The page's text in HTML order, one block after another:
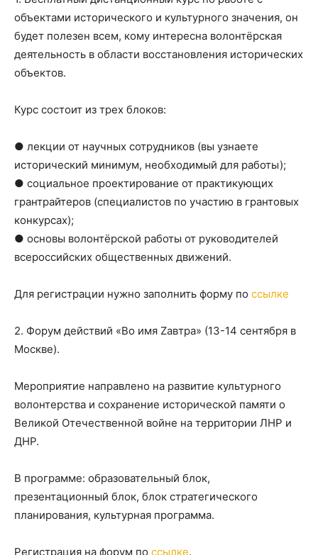
объектами исторического и культурного значения, он
будет полезен всем, кому интересна волонтёрская
деятельность в области восстановления исторических
объектов.
Курс состоит из трех блоков:
● лекции от научных сотрудников (вы узнаете
исторический минимум, необходимый для работы);
● социальное проектирование от практикующих
грантрайтеров (специалистов по участию в грантовых
конкурсах);
● основы волонтёрской работы от руководителей
всероссийских общественных движений.
Для регистрации нужно заполнить форму по ссылке
2. Форум действий «Во имя Zавтра» (13-14 сентября в
Москве).
Мероприятие направлено на развитие культурного
волонтерства и сохранение исторической памяти о
Великой Отечественной войне на территории ЛНР и
ДНР.
В программе: образовательный блок,
презентационный блок, блок стратегического
планирования, культурная программа.
Регистрация на форум по ссылке.